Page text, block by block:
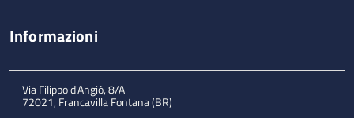
Informazioni
Via Filippo d'Angiò, 8/A
72021, Francavilla Fontana (BR)